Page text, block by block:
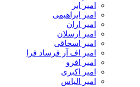
امیر ابر
امیر ابراهیمی
امیر اران
امیر ارسلان
امیر اسحاقی
امیر اف آر فرساد فرا
امیر افرو
امیر اکبری
امیر الیاس